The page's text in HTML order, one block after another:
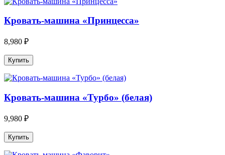
Кровать-машина «Принцесса»
8,980 ₽
Кровать-машина «Турбо» (белая)
9,980 ₽